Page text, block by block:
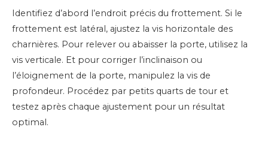
Identifiez d’abord l’endroit précis du frottement. Si le
frottement est latéral, ajustez la vis horizontale des
charnières. Pour relever ou abaisser la porte, utilisez la
vis verticale. Et pour corriger l’inclinaison ou
l’éloignement de la porte, manipulez la vis de
profondeur. Procédez par petits quarts de tour et
testez après chaque ajustement pour un résultat
optimal.